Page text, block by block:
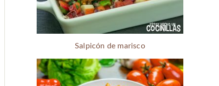
Salpicón de marisco